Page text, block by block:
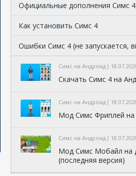
Официальные дополнения Симс 4
Как установить Симс 4
Ошибки Симс 4 (не запускается,
Симс на Андроид
Скачать Симс 4 на
Симс на Андроид
Мод Симс Фриплей на
Симс на Андроид
Мод Симс Мобайл на
(последняя версия)